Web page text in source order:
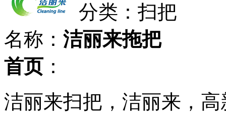
分类：扫把
名称： 洁丽来拖把
首页 ：
洁丽来扫把，洁丽来，